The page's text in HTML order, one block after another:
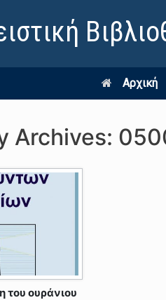
Αρχική
Archives:
του ουράνιου